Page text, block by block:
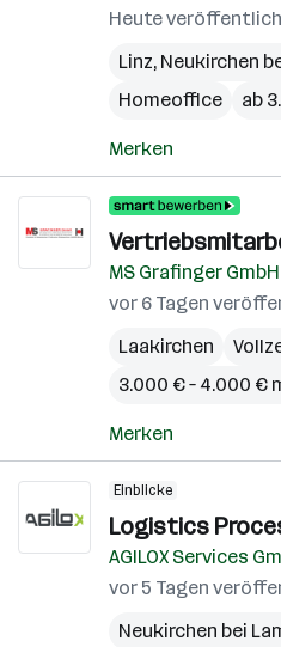
Heute
Linz, Neukirchen
Homeoffice
ab
Merken
MS Grafinger GmbH
vor 6 Tagen
Laakirchen
3.000 € – 4.000 €
Merken
Einblicke
Logistics
AGILOX Services
vor 5 Tagen
Neukirchen bei